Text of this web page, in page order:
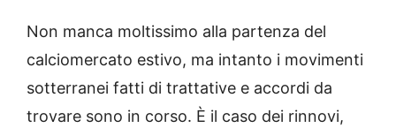
Non manca moltissimo alla partenza del
calciomercato estivo, ma intanto i movimenti
sotterranei fatti di trattative e accordi da
trovare sono in corso. È il caso dei rinnovi,